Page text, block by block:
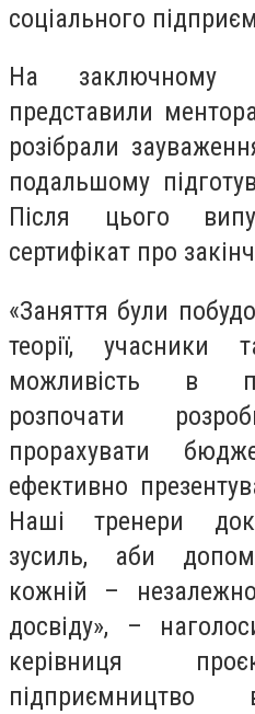
соціального
На заключному
представили
розібрали
подальшому
Після цього
сертифікат про
«Заняття були
теорії, учасники
можливість в
розпочати
прорахувати
ефективно
Наші тренери
зусиль, аби
кожній –
досвіду», –
керівниця
підприємництво